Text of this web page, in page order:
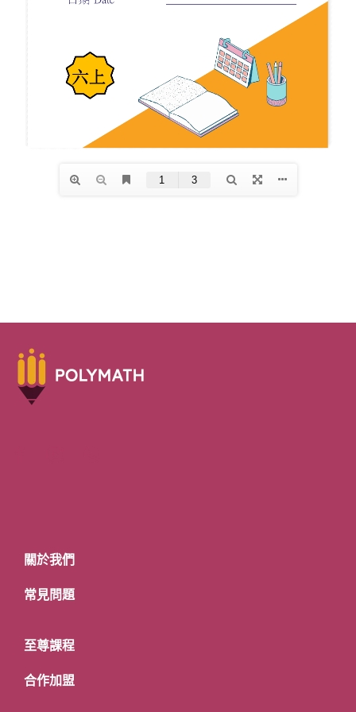
關於我們
常見問題
至尊課程
合作加盟